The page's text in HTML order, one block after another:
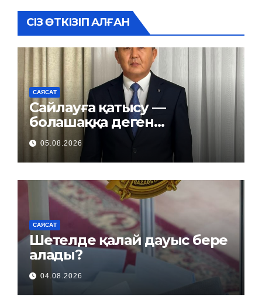
СІЗ ӨТКІЗІП АЛҒАН
САЯСАТ
Сайлауға қатысу —
болашаққа деген
жауапкершілік
05.08.2026
САЯСАТ
Шетелде қалай дауыс бере
алады?
04.08.2026